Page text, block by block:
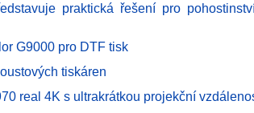
praktická řešení pro
G9000 pro DTF tisk
tiskáren
real 4K s ultrakrátkou projekční